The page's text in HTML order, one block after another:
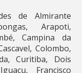
de Almirante
Arapoti,
Campina da
Colombo,
Curitiba, Dois
Francisco